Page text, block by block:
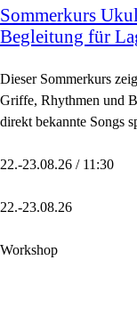
Sommerkurs
Begleitung für
Dieser Sommerkurs
Griffe, Rhythmen und
direkt bekannte Songs
22.-23.08.26 / 11:30
22.-23.08.26
Workshop